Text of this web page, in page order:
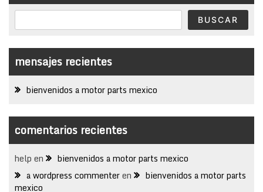
BUSCAR
mensajes recientes
bienvenidos a motor parts mexico
comentarios recientes
help en
bienvenidos a motor parts mexico
a wordpress commenteren
bienvenidos a motor parts
mexico